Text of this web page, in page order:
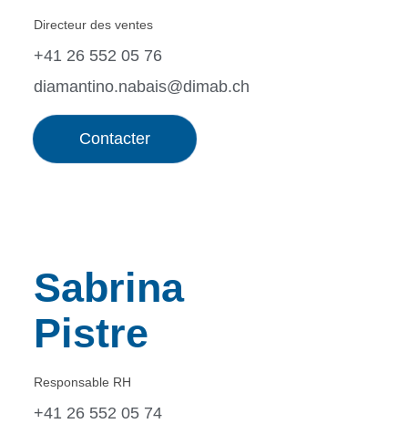
Directeur des ventes
+41 26 552 05 76
diamantino.nabais@dimab.ch
Contacter
Sabrina
Pistre
Responsable RH
+41 26 552 05 74